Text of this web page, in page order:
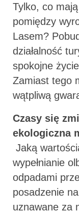
Tylko, co
pomiędzy
Lasem?
działalność
spokojne
Zamiast tego
wątpliwą
Czasy się
ekologiczna
Jaką
wypełnianie
odpadami
posadzenie
uznawane za